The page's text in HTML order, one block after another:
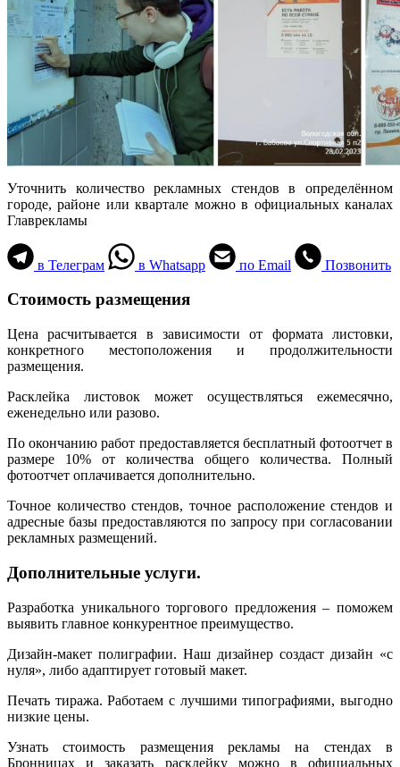
Уточнить количество рекламных стендов в определённом
городе, районе или квартале можно в официальных каналах
Главрекламы
в Телеграм в Whatsapp по Email Позвонить
Стоимость размещения
Цена расчитывается в зависимости от формата листовки,
конкретного местоположения и продолжительности
размещения.
Расклейка листовок может осуществляться ежемесячно,
еженедельно или разово.
По окончанию работ предоставляется бесплатный фотоотчет в
размере 10% от количества общего количества. Полный
фотоотчет оплачивается дополнительно.
Точное количество стендов, точное расположение стендов и
адресные базы предоставляются по запросу при согласовании
рекламных размещений.
Дополнительные услуги.
Разработка уникального торгового предложения – поможем
выявить главное конкурентное преимущество.
Дизайн-макет полиграфии. Наш дизайнер создаст дизайн «с
нуля», либо адаптирует готовый макет.
Печать тиража. Работаем с лучшими типографиями, выгодно
низкие цены.
Узнать стоимость размещения рекламы на стендах в
Бронницах и заказать расклейку можно в официальных